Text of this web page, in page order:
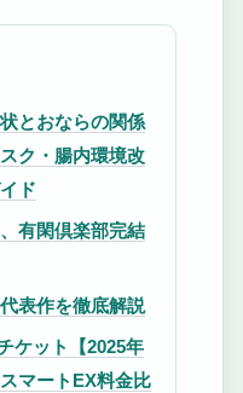
とおならの関係
ク・腸内環境改
ド
有閑倶楽部完結
表作を徹底解説
ケット【2025年
マートEX料金比